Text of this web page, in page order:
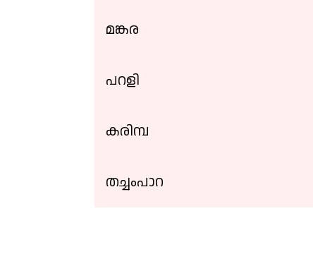
മങ്കര
പറളി
കരിമ്പ
തച്ചംപാറ